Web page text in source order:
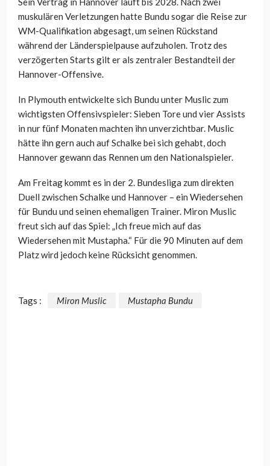
muskulären Verletzungen hatte Bundu sogar die Reise zur
WM-Qualifikation abgesagt, um seinen Rückstand
während der Länderspielpause aufzuholen. Trotz des
verzögerten Starts gilt er als zentraler Bestandteil der
Hannover-Offensive.
In Plymouth entwickelte sich Bundu unter Muslic zum
wichtigsten Offensivspieler: Sieben Tore und vier Assists
in nur fünf Monaten machten ihn unverzichtbar. Muslic
hätte ihn gern auch auf Schalke bei sich gehabt, doch
Hannover gewann das Rennen um den Nationalspieler.
Am Freitag kommt es in der 2. Bundesliga zum direkten
Duell zwischen Schalke und Hannover – ein Wiedersehen
für Bundu und seinen ehemaligen Trainer. Miron Muslic
freut sich auf das Spiel: „Ich freue mich auf das
Wiedersehen mit Mustapha.“ Für die 90 Minuten auf dem
Platz wird jedoch keine Rücksicht genommen.
Tags : Miron Muslic Mustapha Bundu